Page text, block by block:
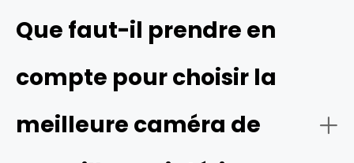
À l'intérieur d'un lieu de travail ou d'une pièce, les
caméras doivent se fondre dans le décor tout en
dominent :
- Caméra de surveillance intérieur sans fil :
modèles se connectent au Wi-Fi et se posent sur des
Que faut-il prendre en
compte pour choisir la
meilleure caméra de